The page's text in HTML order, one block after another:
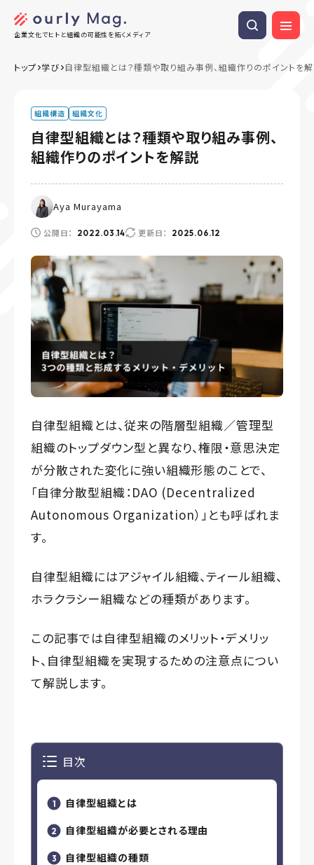
企業文化でヒトと組織の可能性を拓くメディア
トップ 学び 自律型組織とは？種類や取り組み事例、組織作りのポイントを
組織構造 組織文化
自律型組織とは？種類や取り組み事例、
組織作りのポイントを解説
Aya Murayama
公開日： 2022.03.14 更新日： 2025.06.12
自律型組織とは、従来の階層型組織／管理型
組織のトップダウン型と異なり、権限・意思決定
が分散された変化に強い組織形態のことで、
「自律分散型組織：DAO (Decentralized
Autonomous Organization）」とも呼ばれま
す。
自律型組織にはアジャイル組織、ティール組織、
ホラクラシー組織などの種類があります。
この記事では自律型組織のメリット・デメリッ
ト、自律型組織を実現するための注意点につい
て解説します。
目次
自律型組織とは
自律型組織が必要とされる理由
自律型組織の種類